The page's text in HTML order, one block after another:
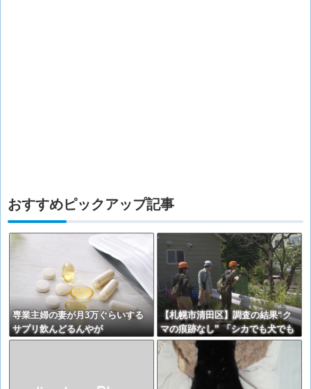
おすすめピックアップ記事
専業主婦の妻が月3万ぐらいする
サプリ飲んどるんやが
【札幌市清田区】調査の結果“ク
マの痕跡なし” 「シカでも犬でも
ないゴロンとして黒い動物を見
た」